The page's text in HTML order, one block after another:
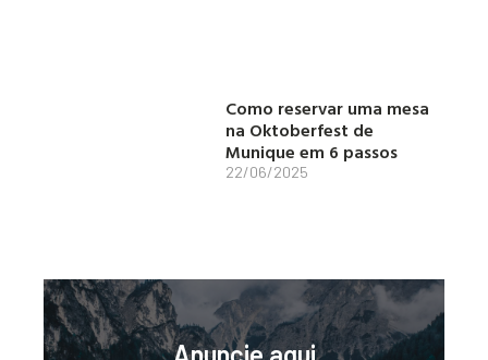
Como reservar uma mesa
na Oktoberfest de
Munique em 6 passos
22/06/2025